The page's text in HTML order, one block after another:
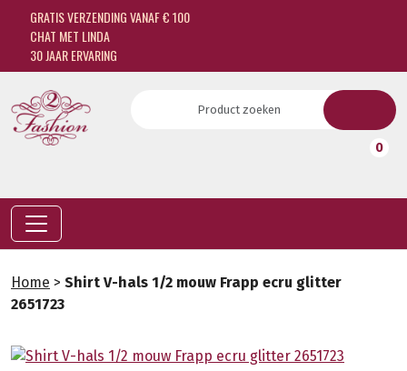
GRATIS VERZENDING VANAF € 100
CHAT MET LINDA
30 JAAR ERVARING
0
Home > Shirt V-hals 1/2 mouw Frapp ecru glitter
2651723